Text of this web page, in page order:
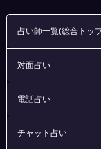
占い師一覧(総合トッ
対面占い
電話占い
チャット占い